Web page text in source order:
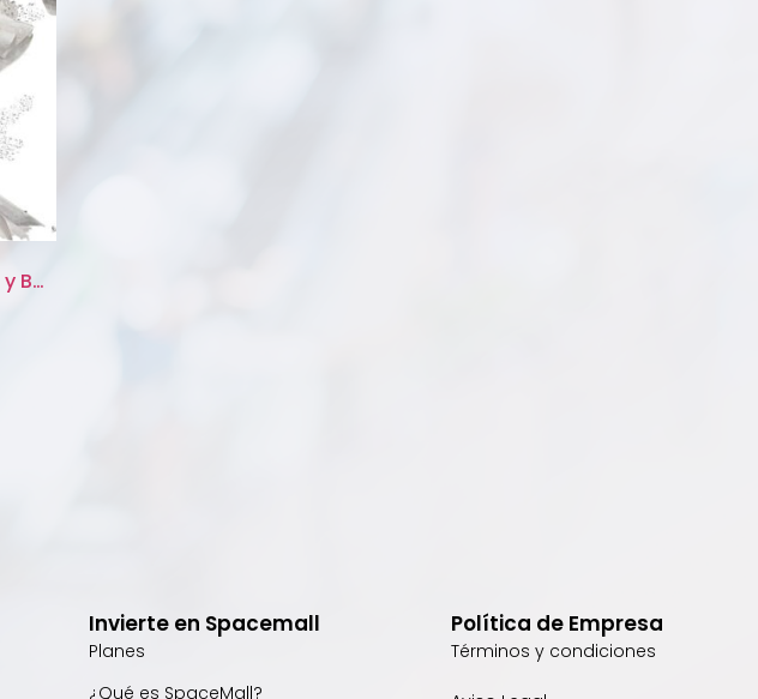
Top Blanco con Volantes y Bord...
Invierte en Spacemall
Planes
¿Qué es SpaceMall?
Política de Empresa
Términos y condiciones